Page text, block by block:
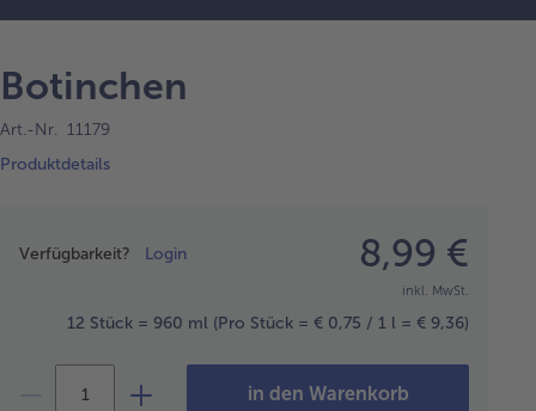
Botinchen
Art.-Nr. 11179
Produktdetails
Verfügbarkeit? Login 8,99 €
inkl. MwSt.
12 Stück = 960 ml (Pro Stück = € 0,75 / 1 l = € 9,36)
in den Warenkorb